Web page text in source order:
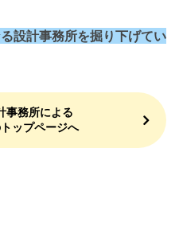
設計事務所を掘り下げてい
事務所による
ップページへ